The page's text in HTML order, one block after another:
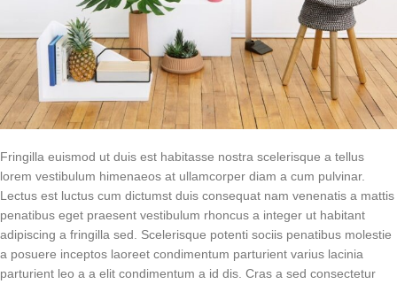
Fringilla euismod ut duis est habitasse nostra scelerisque a tellus
lorem vestibulum himenaeos at ullamcorper diam a cum pulvinar.
Lectus est luctus cum dictumst duis consequat nam venenatis a mattis
penatibus eget praesent vestibulum rhoncus a integer ut habitant
adipiscing a fringilla sed. Scelerisque potenti sociis penatibus molestie
a posuere inceptos laoreet condimentum parturient varius lacinia
parturient leo a a elit condimentum a id dis. Cras a sed consectetur